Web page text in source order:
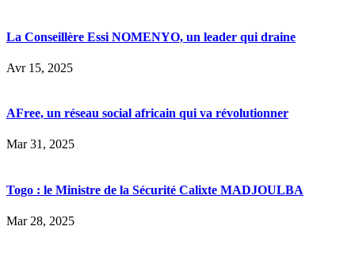
La Conseillère Essi NOMENYO, un leader qui draine
Avr 15, 2025
AFree, un réseau social africain qui va révolutionner
Mar 31, 2025
Togo : le Ministre de la Sécurité Calixte MADJOULBA
Mar 28, 2025